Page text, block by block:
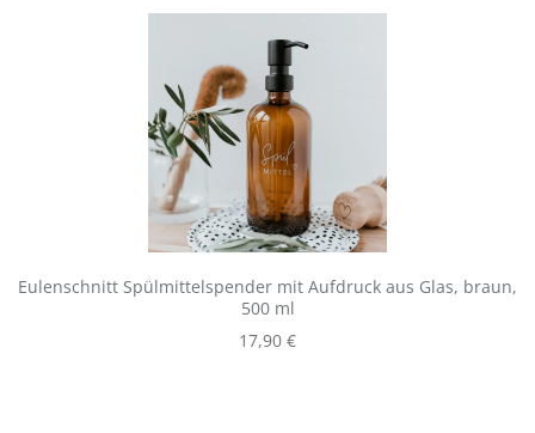
Eulenschnitt Spülmittelspender mit Aufdruck aus Glas, braun,
500 ml
Regulärer Preis:
17,90 €